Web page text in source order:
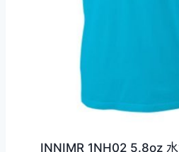
INNIMR 1NH02 5.8oz